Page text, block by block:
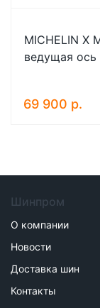
MICHELIN X
ведущая ось
69 900 р.
Шинпром
О компании
Новости
Доставка шин
Контакты